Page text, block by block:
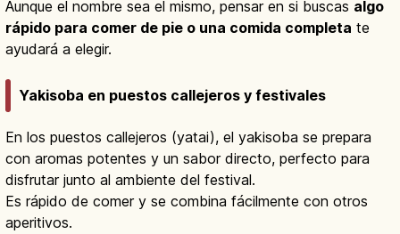
Aunque el nombre sea el mismo, pensar en si buscas algo
rápido para comer de pie o una comida completa te
ayudará a elegir.
Yakisoba en puestos callejeros y festivales
En los puestos callejeros (yatai), el yakisoba se prepara
con aromas potentes y un sabor directo, perfecto para
disfrutar junto al ambiente del festival.
Es rápido de comer y se combina fácilmente con otros
aperitivos.